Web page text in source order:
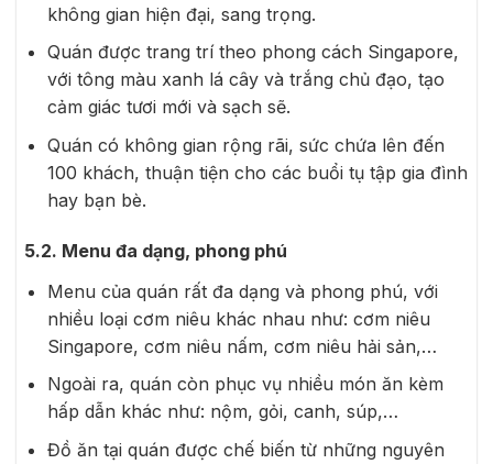
không gian hiện đại, sang trọng.
Quán được trang trí theo phong cách Singapore,
với tông màu xanh lá cây và trắng chủ đạo, tạo
cảm giác tươi mới và sạch sẽ.
Quán có không gian rộng rãi, sức chứa lên đến
100 khách, thuận tiện cho các buổi tụ tập gia đình
hay bạn bè.
5.2. Menu đa dạng, phong phú
Menu của quán rất đa dạng và phong phú, với
nhiều loại cơm niêu khác nhau như: cơm niêu
Singapore, cơm niêu nấm, cơm niêu hải sản,…
Ngoài ra, quán còn phục vụ nhiều món ăn kèm
hấp dẫn khác như: nộm, gỏi, canh, súp,…
Đồ ăn tại quán được chế biến từ những nguyên